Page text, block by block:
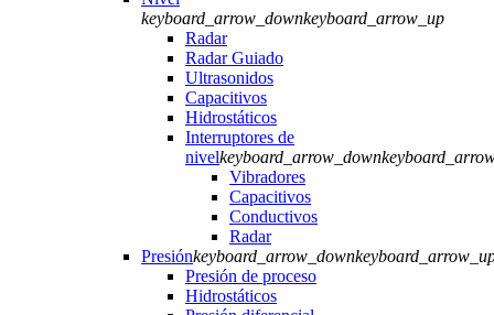
keyboard_arrow_downkeyboard_arrow_up
Radar
Radar Guiado
Ultrasonidos
Capacitivos
Hidrostáticos
Interruptores de
nivelkeyboard_arrow_down
Vibradores
Capacitivos
Conductivos
Radar
Presiónkeyboard_arrow_down
Presión de proceso
Hidrostáticos